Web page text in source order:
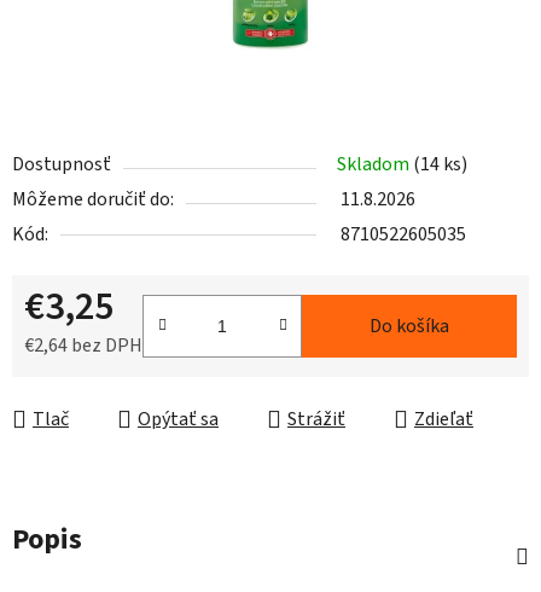
Dostupnosť Skladom (14 ks)
Môžeme doručiť do:
11.8.2026
Kód:
8710522605035
€3,25
€2,64 bez DPH
Do košíka
Tlač Opýtať sa Strážiť Zdieľať
Popis